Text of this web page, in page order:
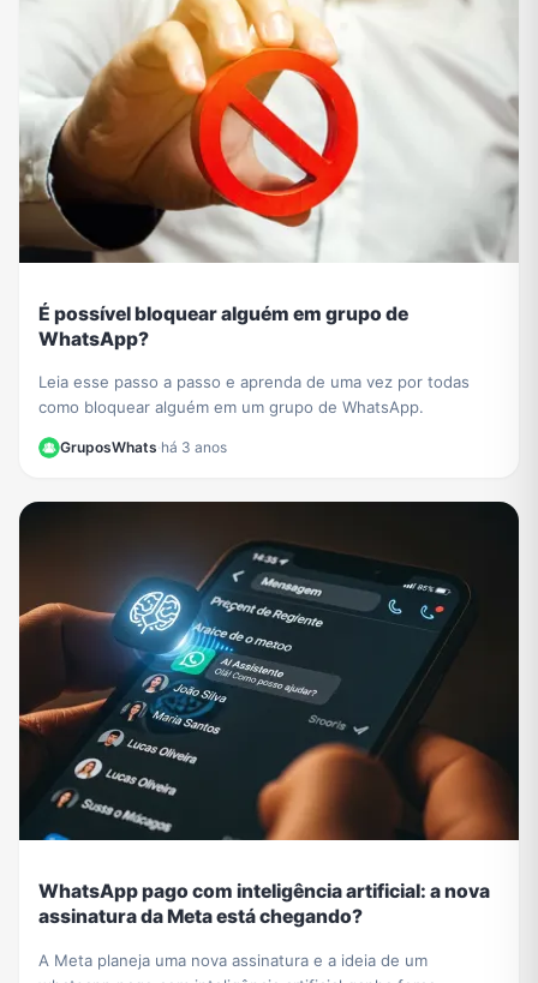
É possível bloquear alguém em grupo de
WhatsApp?
Leia esse passo a passo e aprenda de uma vez por todas
como bloquear alguém em um grupo de WhatsApp.
GruposWhats·há 3 anos
WhatsApp pago com inteligência artificial: a nova
assinatura da Meta está chegando?
A Meta planeja uma nova assinatura e a ideia de um